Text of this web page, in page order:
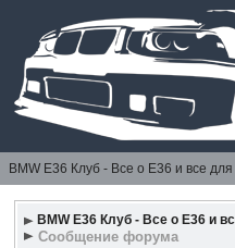
BMW E36 Клуб - Все о Е36 и все
BMW E36 Клуб - Все о Е36 и
Сообщение форума